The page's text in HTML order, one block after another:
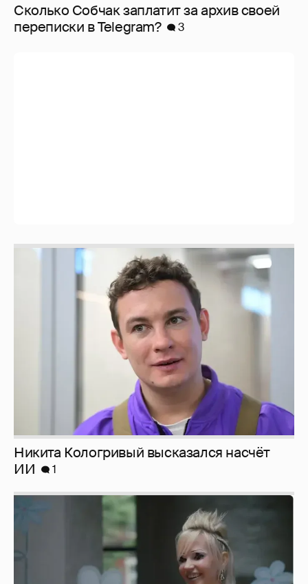
Сколько Собчак заплатит за архив своей
перeписки в Telegram?
3
Никита Кологривый высказался насчёт
Певица Глюкоза рассказала о съёмках для
эротического журнала
3